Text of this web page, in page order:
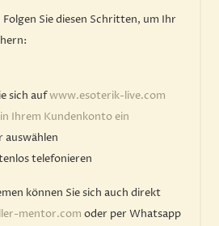
Sie diesen Schritten, um Ihr
sich aufwww.esoterik-live.com
Ihrem Kundenkonto ein
auswählen
telefonieren
können Sie sich auch direkt
mentor.com oder per Whatsapp